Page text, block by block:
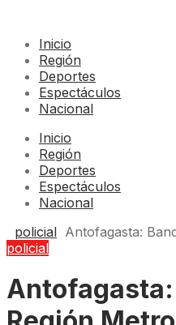
Inicio
Región
Deportes
Espectáculos
Nacional
Inicio
Región
Deportes
Espectáculos
Nacional
policial Antofagasta:
policial